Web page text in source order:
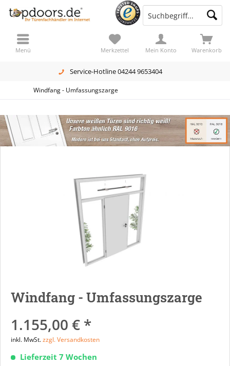
Service-Hotline 04244 9653404
Warenkorb
Merkzettel Mein Konto
Menü
Windfang - Umfassungszarge
Windfang - Umfassungszarge
1.155,00 € *
inkl. MwSt.zzgl. Versandkosten
Lieferzeit 7 Wochen